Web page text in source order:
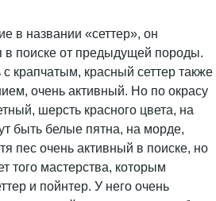
в названии «сеттер», он
в поиске от предыдущей породы.
крапчатым, красный сеттер также
очень активный. Но по окрасу
шерсть красного цвета, на
быть белые пятна, на морде,
пес очень активный в поиске, но
того мастерства, которым
и пойнтер. У него очень